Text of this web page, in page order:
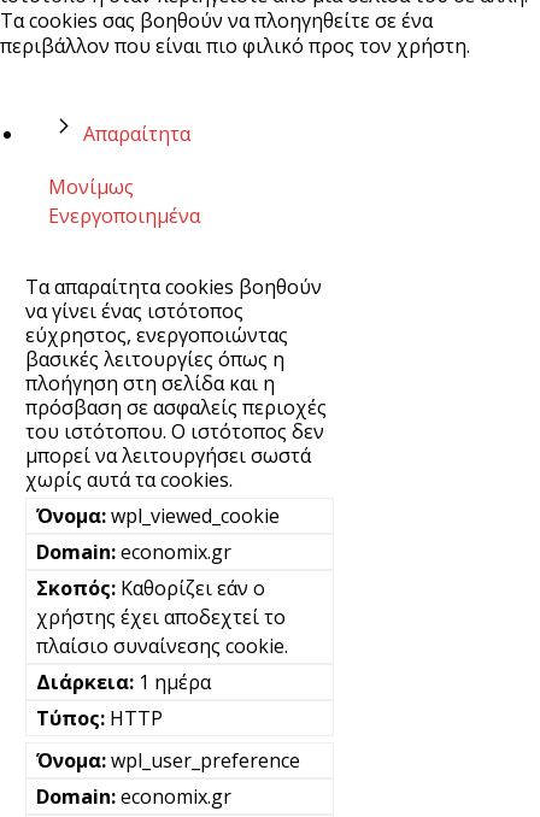
Τα cookies σας βοηθούν να πλοηγηθείτε σε ένα
περιβάλλον που είναι πιο φιλικό προς τον χρήστη.
Απαραίτητα
Μονίμως
Ενεργοποιημένα
Τα απαραίτητα cookies βοηθούν
να γίνει ένας ιστότοπος
εύχρηστος, ενεργοποιώντας
βασικές λειτουργίες όπως η
πλοήγηση στη σελίδα και η
πρόσβαση σε ασφαλείς περιοχές
του ιστότοπου. Ο ιστότοπος δεν
μπορεί να λειτουργήσει σωστά
χωρίς αυτά τα cookies.
wpl_viewed_cookie
economix.gr
Καθορίζει εάν ο
χρήστης έχει αποδεχτεί το
πλαίσιο συναίνεσης cookie.
1 ημέρα
HTTP
wpl_user_preference
economix.gr